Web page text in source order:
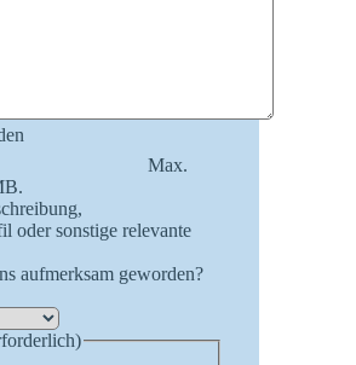
Max.
oder sonstige relevante
aufmerksam geworden?